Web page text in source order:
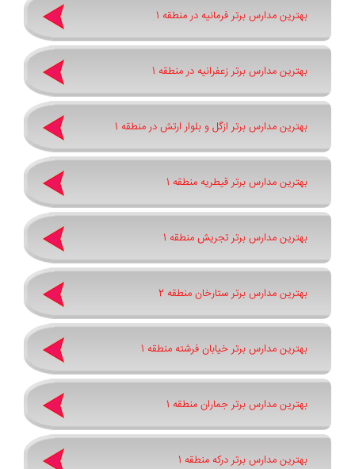
بهترین مدارس برتر فرمانیه در منطقه 1
بهترین مدارس برتر زعفرانیه در منطقه 1
بهترین مدارس برتر ازگل و بلوار ارتش در منطقه 1
بهترین مدارس برتر قیطریه منطقه 1
بهترین مدارس برتر تجریش منطقه 1
بهترین مدارس برتر ستارخان منطقه 2
بهترین مدارس برتر خیابان فرشته منطقه 1
بهترین مدارس برتر جماران منطقه 1
بهترین مدارس برتر درکه منطقه 1